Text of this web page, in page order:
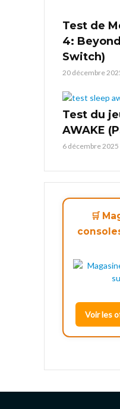
Test de
4:
Switch)
20 décembre
Test du
AWAKE
6 décembre 2025
🛒
Voir les